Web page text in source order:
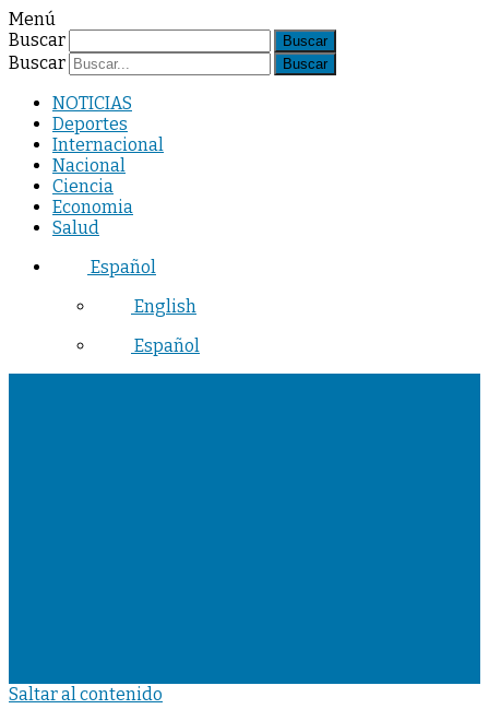
Menú
Buscar
Buscar
NOTICIAS
Deportes
Internacional
Nacional
Ciencia
Economia
Salud
Español
English
Español
Saltar al contenido